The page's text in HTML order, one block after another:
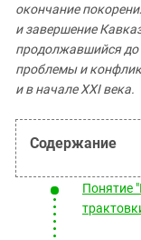
Ставропольский край
Южная Осетия
Южный Кавказ
окончание
и завершение
продолжавшийся до
проблемы и
и в начале XXI века.
Понятие